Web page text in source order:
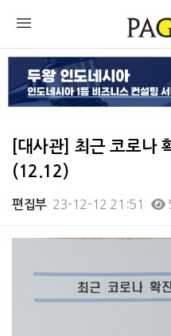
[대사관] 최근 코로나
(12.12)
편집부 23-12-12 21:51